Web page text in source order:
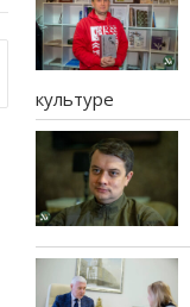
культуре